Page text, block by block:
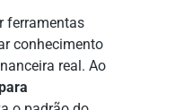
ferramentas
conhecimento
real. Ao